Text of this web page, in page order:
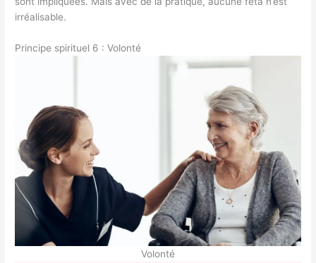
irréalisable.
Principe spirituel 6 : Volonté
Volonté